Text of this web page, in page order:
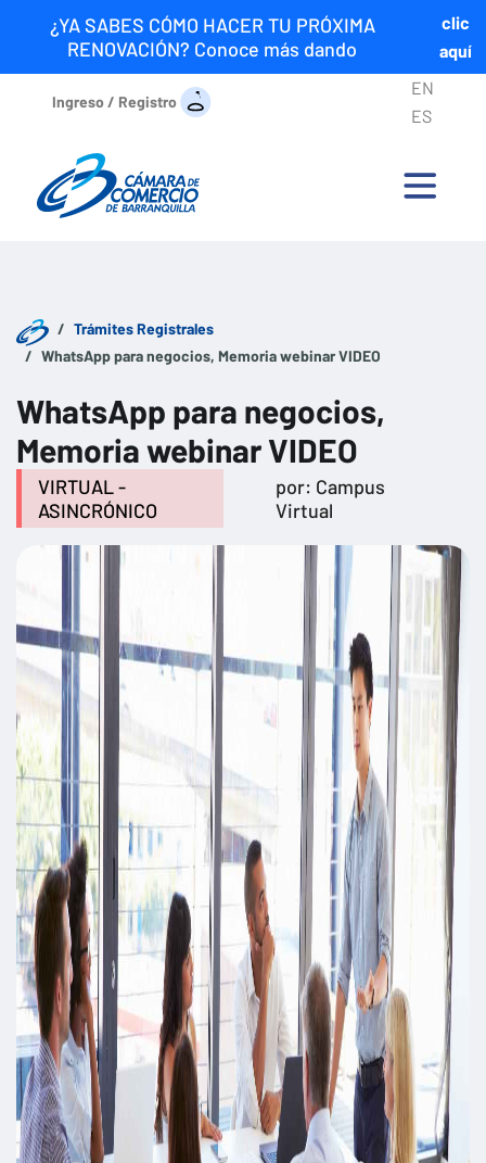
¿YA SABES CÓMO HACER TU PRÓXIMA
RENOVACIÓN? Conoce más dando
clic
aquí
Ingreso / Registro
EN
ES
Trámites Registrales
WhatsApp para negocios, Memoria webinar VIDEO
WhatsApp para negocios,
Memoria webinar VIDEO
VIRTUAL -
ASINCRÓNICO
por: Campus
Virtual